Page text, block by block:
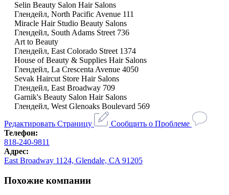
Selin Beauty Salon Hair Salons
Глендейл, North Pacific Avenue 111
Miracle Hair Studio Beauty Salons
Глендейл, South Adams Street 736
Art to Beauty
Глендейл, East Colorado Street 1374
House of Beauty & Supplies Hair Salons
Глендейл, La Crescenta Avenue 4050
Sevak Haircut Store Hair Salons
Глендейл, East Broadway 709
Garnik's Beauty Salon Hair Salons
Глендейл, West Glenoaks Boulevard 569
Редактировать Страницу
Сообщить о Проблеме
Телефон:
818-240-9811
Адрес:
East Broadway 1124, Glendale, CA 91205
Похожие компании